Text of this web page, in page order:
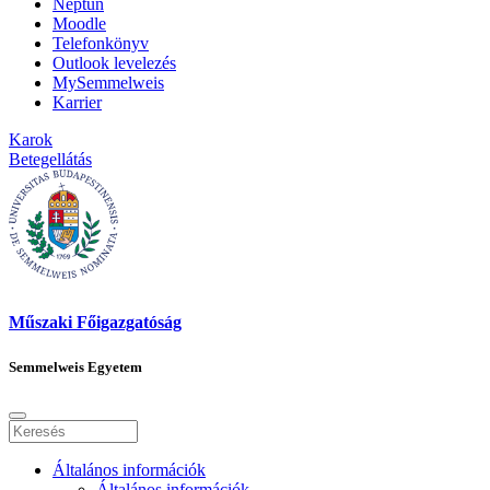
Neptun
Moodle
Telefonkönyv
Outlook levelezés
MySemmelweis
Karrier
Karok
Betegellátás
Műszaki Főigazgatóság
Semmelweis Egyetem
Általános információk